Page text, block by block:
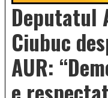
Deputatul
Ciubuc
AUR: